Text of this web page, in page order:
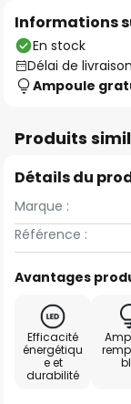
Informations
En stock
Délai de
Ampoule
Produits
Détails du
Marque :
Référence :
Avantages
Efficacité
énergétiqu
e et
durabilité